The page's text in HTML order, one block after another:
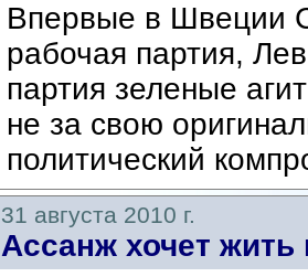
Впервые в Швеции
рабочая партия,
партия зеленые
не за свою
политический
31 августа 2010 г.
Ассанж хочет